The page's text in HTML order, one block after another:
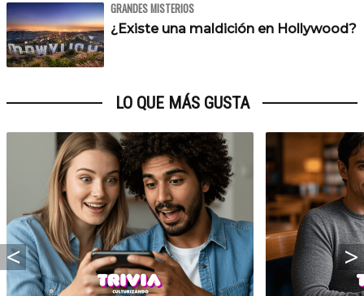
GRANDES MISTERIOS
¿Existe una maldición en Hollywood?
LO QUE MÁS GUSTA